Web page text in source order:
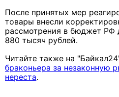
После принятых мер
товары внесли
рассмотрения в бюджет РФ
880 тысяч рублей.
Читайте также на
браконьера за незаконную
нереста.